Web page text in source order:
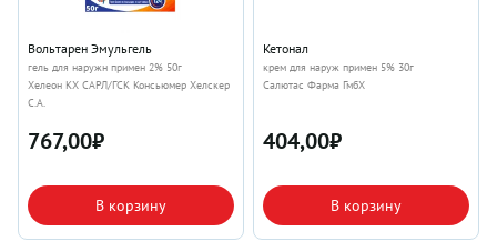
Вольтарен Эмульгель
гель для наружн примен 2% 50г
Хелеон КХ САРЛ/ГСК Консьюмер Хелскер
С.А.
767,00₽
В корзину
Кетонал
крем для наруж примен 5% 30г
Салютас Фарма ГмбХ
404,00₽
В корзину